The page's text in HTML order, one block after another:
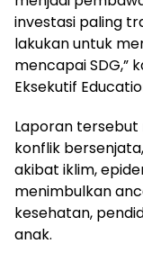
investasi paling
lakukan untuk
mencapai SDG,”
Eksekutif
Laporan
konflik
akibat iklim,
menimbulkan
kesehatan,
anak.